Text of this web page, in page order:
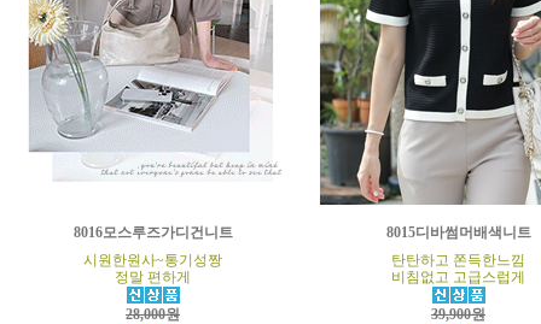
8016모스루즈가디건니트
시원한원사~통기성짱
정말 편하게
28,000원
8015디바썸머배색니트
탄탄하고 쫀득한느낌
비침없고 고급스럽게
39,900원